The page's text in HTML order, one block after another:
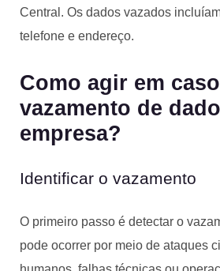
Central. Os dados vazados
telefone e endereço.
Como agir em
vazamento de
empresa?
Identificar o vazamento
O primeiro passo é detectar o
pode ocorrer por meio de ataques